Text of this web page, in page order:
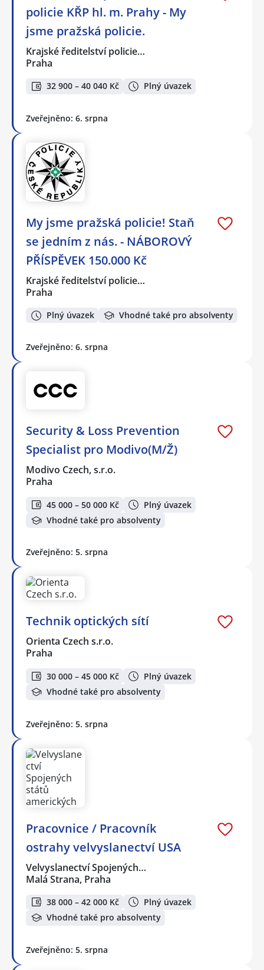
policie KŘP hl. m. Prahy - My
jsme pražská policie.
Krajské ředitelství policie…
Praha
32 900 – 40 040 Kč Plný úvazek
Zveřejněno: 6. srpna
My jsme pražská policie! Staň
se jedním z nás. - NÁBOROVÝ
PŘÍSPĚVEK 150.000 Kč
Krajské ředitelství policie…
Praha
Plný úvazek Vhodné také pro absolventy
Zveřejněno: 6. srpna
Security & Loss Prevention
Specialist pro Modivo(M/Ž)
Modivo Czech, s.r.o.
Praha
45 000 – 50 000 Kč
Plný úvazek
Vhodné také pro absolventy
Zveřejněno: 5. srpna
Technik optických sítí
Orienta Czech s.r.o.
Praha
30 000 – 45 000 Kč
Plný úvazek
Vhodné také pro absolventy
Zveřejněno: 5. srpna
Pracovnice / Pracovník
ostrahy velvyslanectví USA
Velvyslanectví Spojených…
Malá Strana, Praha
38 000 – 42 000 Kč
Plný úvazek
Vhodné také pro absolventy
Zveřejněno: 5. srpna